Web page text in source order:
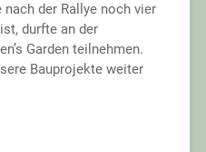
der Rallye noch vier
durfte an der
Garden teilnehmen.
Bauprojekte weiter